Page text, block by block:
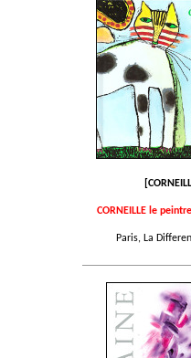
CORNEILLE le
Paris, La